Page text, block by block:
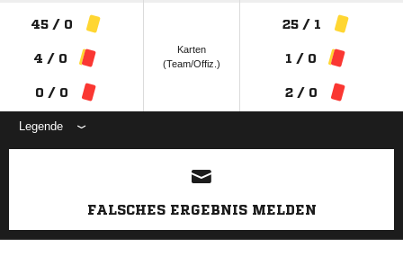
45 / 0
4 / 0
0 / 0
Karten
(Team/Offiz.)
25 / 1
1 / 0
2 / 0
Legende
ANZEIGE
FALSCHES ERGEBNIS MELDEN